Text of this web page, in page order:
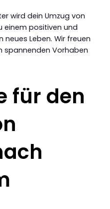
wird dein Umzug von
einem positiven und
neues Leben. Wir freuen
spannenden Vorhaben
für den